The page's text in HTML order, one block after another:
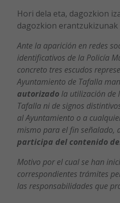
Hori dela eta, dagozkion
dagozkion
Ante la aparición en redes
identificativos de la Policía
concreto tres escudos
Ayuntamiento de Tafalla
autorizadola utilización de
Tafalla ni de signos
al Ayuntamiento o a
mismo para el fin señalado,
participa del contenido
Motivo por el cual se han
correspondientes trámites
las responsabilidades que